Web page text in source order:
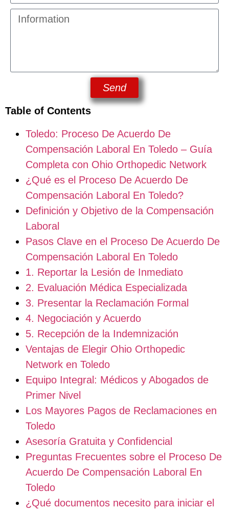
Send
Table of Contents
Toledo: Proceso De Acuerdo De
Compensación Laboral En Toledo – Guía
Completa con Ohio Orthopedic Network
¿Qué es el Proceso De Acuerdo De
Compensación Laboral En Toledo?
Definición y Objetivo de la Compensación
Laboral
Pasos Clave en el Proceso De Acuerdo De
Compensación Laboral En Toledo
1. Reportar la Lesión de Inmediato
2. Evaluación Médica Especializada
3. Presentar la Reclamación Formal
4. Negociación y Acuerdo
5. Recepción de la Indemnización
Ventajas de Elegir Ohio Orthopedic
Network en Toledo
Equipo Integral: Médicos y Abogados de
Primer Nivel
Los Mayores Pagos de Reclamaciones en
Toledo
Asesoría Gratuita y Confidencial
Preguntas Frecuentes sobre el Proceso De
Acuerdo De Compensación Laboral En
Toledo
¿Qué documentos necesito para iniciar el